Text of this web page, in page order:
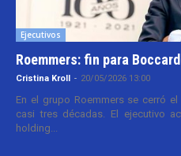
Ejecutivos
Roemmers: fin para
Cristina Kroll - 20/05/2026 13:00
En el grupo Roemmers se cerró
casi tres décadas. El ejecutivo
holding...